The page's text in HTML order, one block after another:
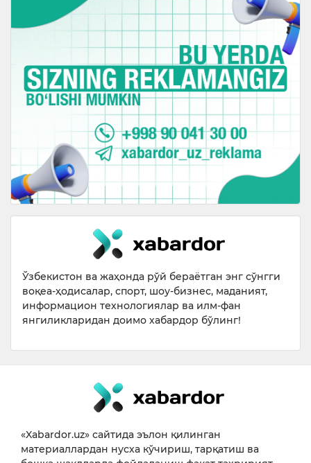
Ўзбекистон ва жаҳонда рўй бераётган энг сўнгги
воқеа-ҳодисалар, спорт, шоу-бизнес, маданият,
информацион технологиялар ва илм-фан
янгиликларидан доимо хабардор бўлинг!
«Xabardor.uz» сайтида эълон қилинган
материаллардан нусха кўчириш, тарқатиш ва